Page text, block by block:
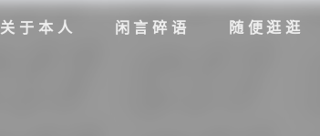
关于本人 闲言碎语 随便逛逛